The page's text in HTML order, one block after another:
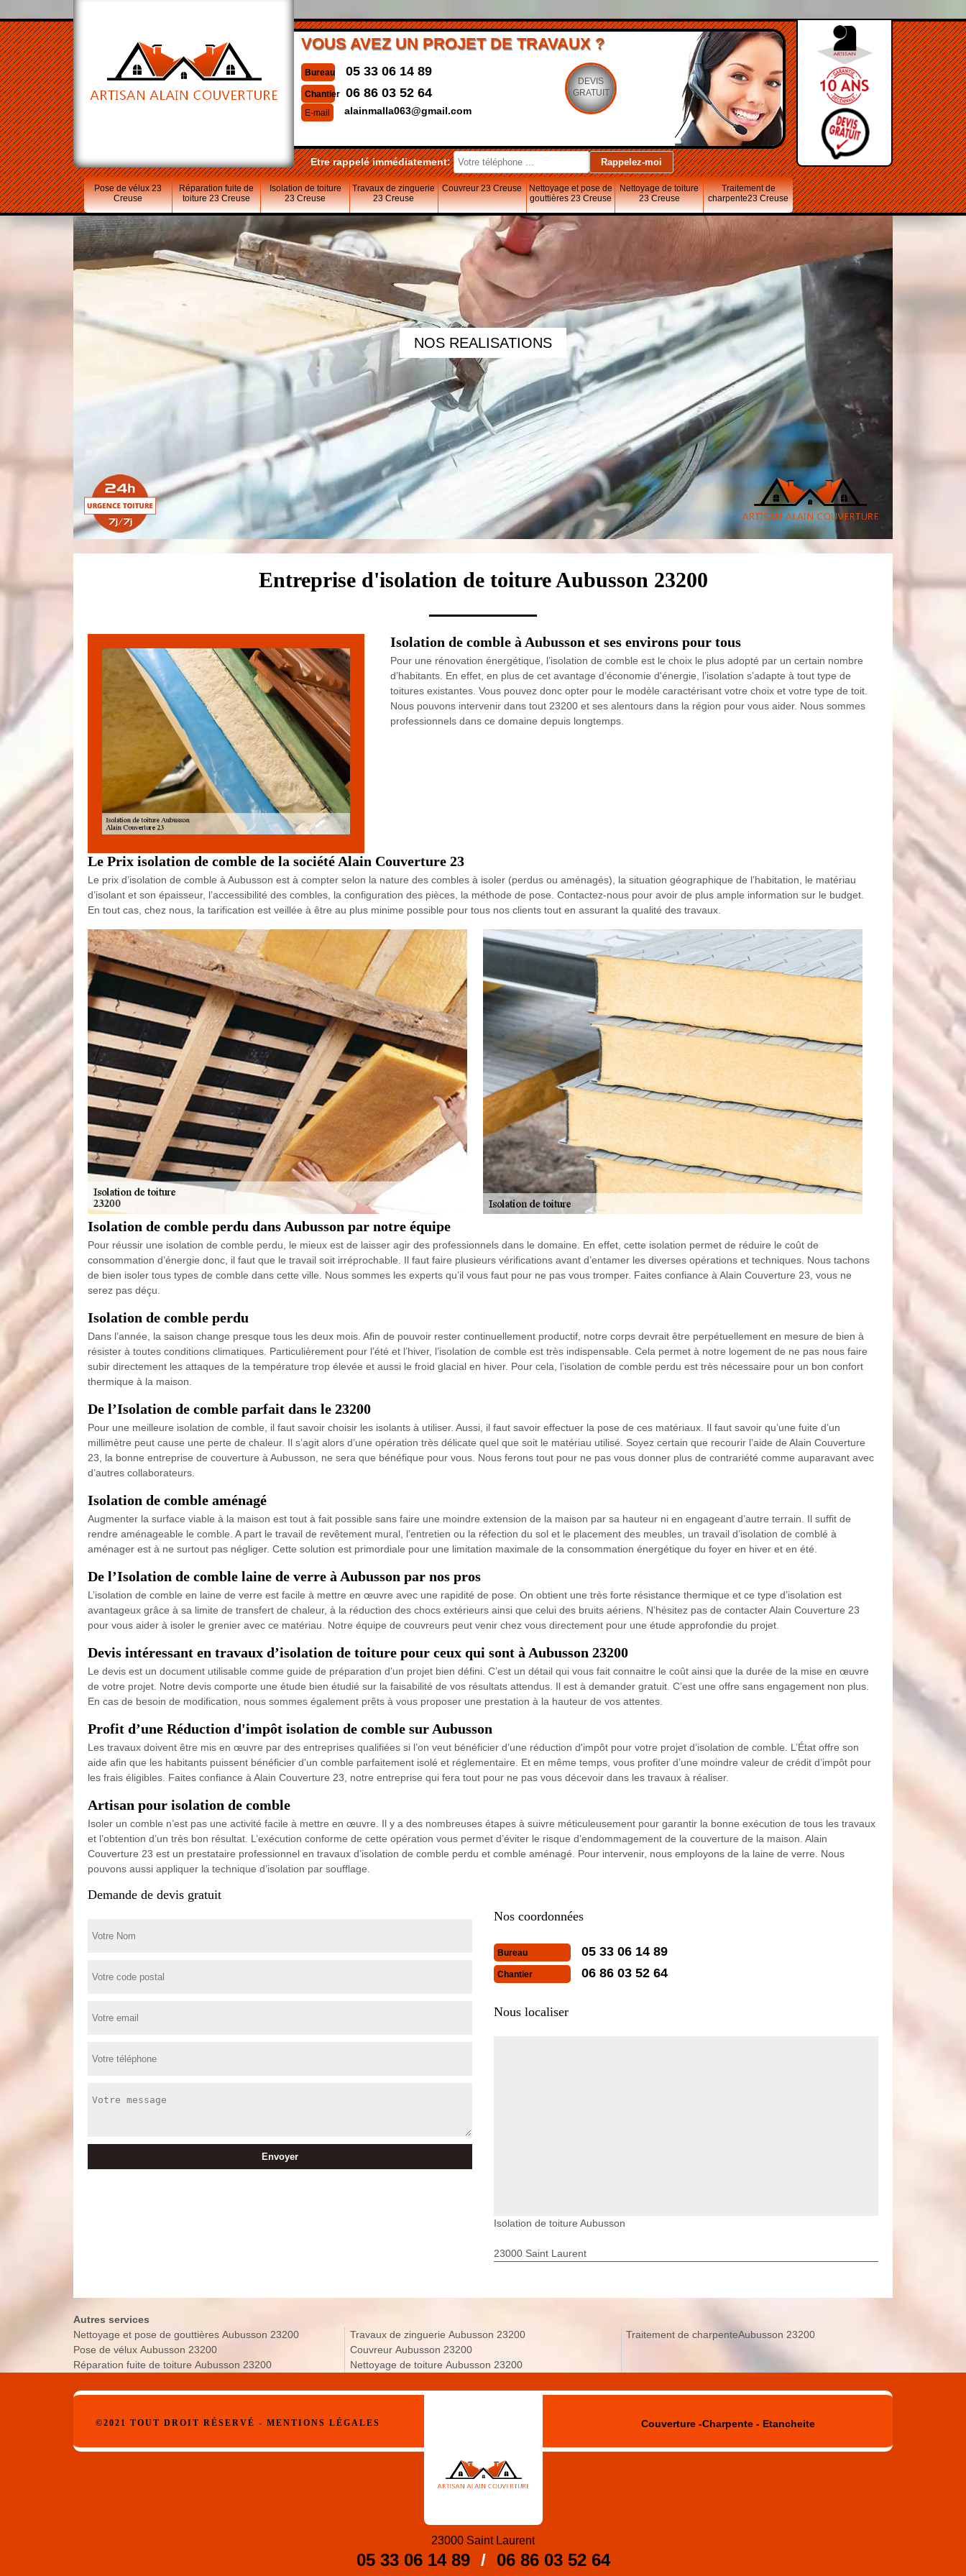
VOUS AVEZ UN PROJET DE TRAVAUX ?
Bureau 05 33 06 14 89
Chantier 06 86 03 52 64
E-mail alainmalla063@gmail.com
DEVIS
GRATUIT
Etre rappelé immédiatement:
Pose de vélux 23
Creuse
Réparation fuite de
toiture 23 Creuse
Isolation de toiture
23 Creuse
Travaux de zinguerie
23 Creuse
Couvreur 23 Creuse
Nettoyage et pose de
gouttières 23 Creuse
Nettoyage de toiture
23 Creuse
Traitement de
charpente23 Creuse
NOS REALISATIONS
Entreprise d'isolation de toiture Aubusson 23200
Isolation de comble à Aubusson et ses environs pour tous
Pour une rénovation énergétique, l’isolation de comble est le choix le plus adopté par un certain nombre
d’habitants. En effet, en plus de cet avantage d’économie d'énergie, l’isolation s’adapte à tout type de
toitures existantes. Vous pouvez donc opter pour le modèle caractérisant votre choix et votre type de toit.
Nous pouvons intervenir dans tout 23200 et ses alentours dans la région pour vous aider. Nous sommes
professionnels dans ce domaine depuis longtemps.
Le Prix isolation de comble de la société Alain Couverture 23
Le prix d’isolation de comble à Aubusson est à compter selon la nature des combles à isoler (perdus ou aménagés), la situation géographique de l’habitation, le matériau
d’isolant et son épaisseur, l’accessibilité des combles, la configuration des pièces, la méthode de pose. Contactez-nous pour avoir de plus ample information sur le budget.
En tout cas, chez nous, la tarification est veillée à être au plus minime possible pour tous nos clients tout en assurant la qualité des travaux.
Isolation de comble perdu dans Aubusson par notre équipe
Pour réussir une isolation de comble perdu, le mieux est de laisser agir des professionnels dans le domaine. En effet, cette isolation permet de réduire le coût de
consommation d’énergie donc, il faut que le travail soit irréprochable. Il faut faire plusieurs vérifications avant d’entamer les diverses opérations et techniques. Nous tachons
de bien isoler tous types de comble dans cette ville. Nous sommes les experts qu’il vous faut pour ne pas vous tromper. Faites confiance à Alain Couverture 23, vous ne
serez pas déçu.
Isolation de comble perdu
Dans l’année, la saison change presque tous les deux mois. Afin de pouvoir rester continuellement productif, notre corps devrait être perpétuellement en mesure de bien à
résister à toutes conditions climatiques. Particulièrement pour l’été et l’hiver, l’isolation de comble est très indispensable. Cela permet à notre logement de ne pas nous faire
subir directement les attaques de la température trop élevée et aussi le froid glacial en hiver. Pour cela, l’isolation de comble perdu est très nécessaire pour un bon confort
thermique à la maison.
De l’Isolation de comble parfait dans le 23200
Pour une meilleure isolation de comble, il faut savoir choisir les isolants à utiliser. Aussi, il faut savoir effectuer la pose de ces matériaux. Il faut savoir qu’une fuite d’un
millimètre peut cause une perte de chaleur. Il s’agit alors d’une opération très délicate quel que soit le matériau utilisé. Soyez certain que recourir l’aide de Alain Couverture
23, la bonne entreprise de couverture à Aubusson, ne sera que bénéfique pour vous. Nous ferons tout pour ne pas vous donner plus de contrariété comme auparavant avec
d’autres collaborateurs.
Isolation de comble aménagé
Augmenter la surface viable à la maison est tout à fait possible sans faire une moindre extension de la maison par sa hauteur ni en engageant d’autre terrain. Il suffit de
rendre aménageable le comble. A part le travail de revêtement mural, l’entretien ou la réfection du sol et le placement des meubles, un travail d’isolation de comblé à
aménager est à ne surtout pas négliger. Cette solution est primordiale pour une limitation maximale de la consommation énergétique du foyer en hiver et en été.
De l’Isolation de comble laine de verre à Aubusson par nos pros
L’isolation de comble en laine de verre est facile à mettre en œuvre avec une rapidité de pose. On obtient une très forte résistance thermique et ce type d’isolation est
avantageux grâce à sa limite de transfert de chaleur, à la réduction des chocs extérieurs ainsi que celui des bruits aériens. N’hésitez pas de contacter Alain Couverture 23
pour vous aider à isoler le grenier avec ce matériau. Notre équipe de couvreurs peut venir chez vous directement pour une étude approfondie du projet.
Devis intéressant en travaux d’isolation de toiture pour ceux qui sont à Aubusson 23200
Le devis est un document utilisable comme guide de préparation d’un projet bien défini. C’est un détail qui vous fait connaitre le coût ainsi que la durée de la mise en œuvre
de votre projet. Notre devis comporte une étude bien étudié sur la faisabilité de vos résultats attendus. Il est à demander gratuit. C’est une offre sans engagement non plus.
En cas de besoin de modification, nous sommes également prêts à vous proposer une prestation à la hauteur de vos attentes.
Profit d’une Réduction d'impôt isolation de comble sur Aubusson
Les travaux doivent être mis en œuvre par des entreprises qualifiées si l’on veut bénéficier d’une réduction d'impôt pour votre projet d’isolation de comble. L’État offre son
aide afin que les habitants puissent bénéficier d'un comble parfaitement isolé et réglementaire. Et en même temps, vous profiter d’une moindre valeur de crédit d’impôt pour
les frais éligibles. Faites confiance à Alain Couverture 23, notre entreprise qui fera tout pour ne pas vous décevoir dans les travaux à réaliser.
Artisan pour isolation de comble
Isoler un comble n’est pas une activité facile à mettre en œuvre. Il y a des nombreuses étapes à suivre méticuleusement pour garantir la bonne exécution de tous les travaux
et l’obtention d’un très bon résultat. L’exécution conforme de cette opération vous permet d’éviter le risque d’endommagement de la couverture de la maison. Alain
Couverture 23 est un prestataire professionnel en travaux d’isolation de comble perdu et comble aménagé. Pour intervenir, nous employons de la laine de verre. Nous
pouvons aussi appliquer la technique d’isolation par soufflage.
Demande de devis gratuit
Nos coordonnées
Bureau 05 33 06 14 89
Chantier 06 86 03 52 64
Nous localiser
Isolation de toiture Aubusson
23000 Saint Laurent
Autres services
Nettoyage et pose de gouttières Aubusson 23200
Pose de vélux Aubusson 23200
Réparation fuite de toiture Aubusson 23200
Travaux de zinguerie Aubusson 23200
Couvreur Aubusson 23200
Nettoyage de toiture Aubusson 23200
Traitement de charpenteAubusson 23200
©2021 TOUT DROIT RÉSERVÉ - MENTIONS LÉGALES Couverture -Charpente - Etancheite
23000 Saint Laurent
05 33 06 14 89 / 06 86 03 52 64